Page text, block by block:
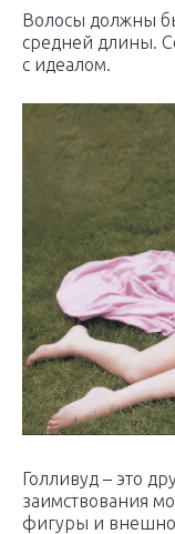
Волосы должны
средней длины.
с идеалом.
Голливуд – это
заимствования
фигуры и